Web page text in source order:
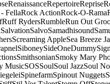
RenaissanceRepertoireReprise
FellaRock ActionRock-O-Rama
Ruff RydersRumbleRun Out
SalvationSalvoSamadhisound
Screaming AppleSea Breeze
SiboneySideOneDummy
SmithsonianSmoky Mary
MusicSOSSoulSoul JazzSoul
SpinefarmSpinout Nuggets